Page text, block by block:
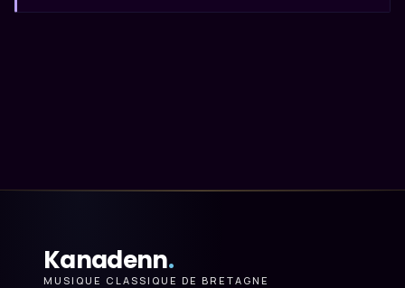
Kanadenn.
MUSIQUE CLASSIQUE DE BRETAGNE